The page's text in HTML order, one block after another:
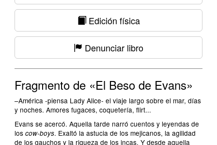
Edición física
Denunciar libro
Fragmento de «El Beso de Evans»
–América -piensa Lady Alice- el viaje largo sobre el mar, días
y noches. Amores fugaces, coquetería, flirt...
Evans se acercó. Aquella tarde narró cuentos y leyendas de
los cow-boys. Exaltó la astucia de los mejicanos, la agilidad
de los gauchos y la riqueza de los incas. Y desde aquella